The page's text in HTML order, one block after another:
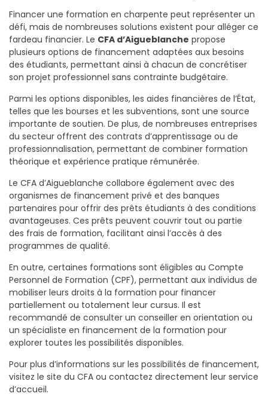
Financer une formation en charpente peut représenter un
défi, mais de nombreuses solutions existent pour alléger ce
fardeau financier. Le CFA d’Aigueblanche propose
plusieurs options de financement adaptées aux besoins
des étudiants, permettant ainsi à chacun de concrétiser
son projet professionnel sans contrainte budgétaire.
Parmi les options disponibles, les aides financières de l’État,
telles que les bourses et les subventions, sont une source
importante de soutien. De plus, de nombreuses entreprises
du secteur offrent des contrats d’apprentissage ou de
professionnalisation, permettant de combiner formation
théorique et expérience pratique rémunérée.
Le CFA d’Aigueblanche collabore également avec des
organismes de financement privé et des banques
partenaires pour offrir des prêts étudiants à des conditions
avantageuses. Ces prêts peuvent couvrir tout ou partie
des frais de formation, facilitant ainsi l’accès à des
programmes de qualité.
En outre, certaines formations sont éligibles au Compte
Personnel de Formation (CPF), permettant aux individus de
mobiliser leurs droits à la formation pour financer
partiellement ou totalement leur cursus. Il est
recommandé de consulter un conseiller en orientation ou
un spécialiste en financement de la formation pour
explorer toutes les possibilités disponibles.
Pour plus d’informations sur les possibilités de financement,
visitez le site du CFA ou contactez directement leur service
d’accueil.